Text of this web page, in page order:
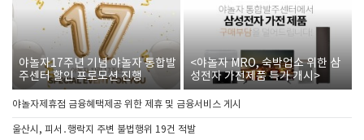
야놀자17주년 기념 야놀자 통합발
주센터 할인 프로모션 진행
<야놀자 MRO, 숙박업소 위한 삼
성전자 가전제품 특가 개시>
야놀자제휴점 금융혜택제공 위한 제휴 및 금융서비스 게시
울산시, 피서․행락지 주변 불법행위 19건 적발